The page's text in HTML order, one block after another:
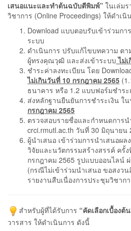
เสนอแนะและทำต้นฉบับตีพิมพ์” ในเล่ม
วิชาการ (Online Proceedings) ให้ดำเนิ
Download แบบตอบรับเข้าร่วมก
ระบบ
ดำเนินการ ปรับแก้ไขบทความ ต
ผู้ทรงคุณวุฒิ และส่งเข้าระบบ ไม่
ชำระค่าลงทะเบียน โดย
ไม่เกินวันที่ 10 กรกฎาคม 2565
ธนาคาร หรือ 1.2 แบบฟอร์มชำระ
ส่งหลักฐานยืนยันการชำระเงิน ใ
กรกฎาคม 2565
ตรวจสอบรายชื่อและกำหนดการ
crci.rmutl.ac.th วันที่ 30 มิถุนายน
ผู้นำเสนอ เข้าร่วมการนำเสนอผ
วิจัยและนวัตกรรมสร้างสรรค์ ครั้ง
กรกฎาคม 2565 รูปแบบออนไลน์
(กรณีไม่เข้าร่วมนำเสนอ ขอสงว
รายงานสืบเนื่องการประชุมวิชาก
สำหรับผู้ที่ได้รับการ “คัดเลือกเบื้องต้น
วารสาร ให้ดำเนินการ ดังนี้